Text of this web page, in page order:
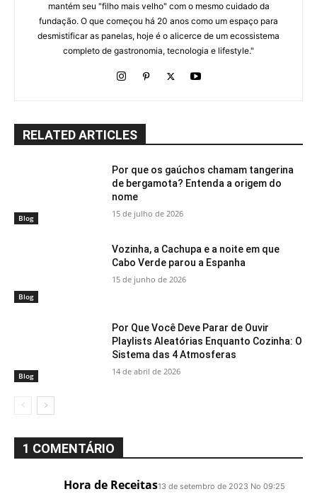
mantém seu "filho mais velho" com o mesmo cuidado da
fundação. O que começou há 20 anos como um espaço para
desmistificar as panelas, hoje é o alicerce de um ecossistema
completo de gastronomia, tecnologia e lifestyle."
RELATED ARTICLES
Blog
Por que os gaúchos chamam tangerina
de bergamota? Entenda a origem do
nome
15 de julho de 2026
Blog
Vozinha, a Cachupa e a noite em que
Cabo Verde parou a Espanha
15 de junho de 2026
Blog
Por Que Você Deve Parar de Ouvir
Playlists Aleatórias Enquanto Cozinha: O
Sistema das 4 Atmosferas
14 de abril de 2026
1 COMENTÁRIO
Hora de Receitas13 de setembro de 2023 No 09:25